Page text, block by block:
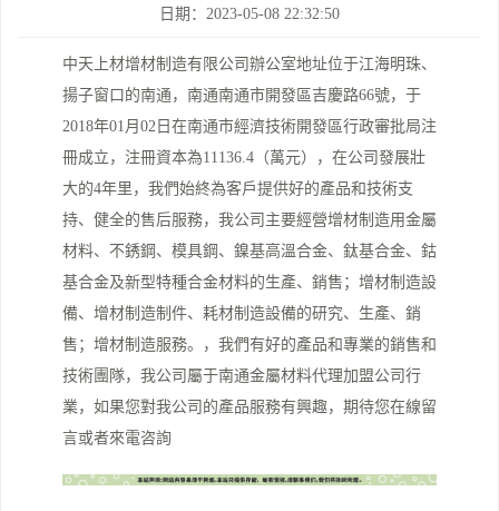
日期：2023-05-08 22:32:50
中天上材增材制造有限公司辦公室地址位于江海明珠、
揚子窗口的南通，南通南通市開發區吉慶路66號，于
2018年01月02日在南通市經濟技術開發區行政審批局注
冊成立，注冊資本為11136.4（萬元），在公司發展壯
大的4年里，我們始終為客戶提供好的產品和技術支
持、健全的售后服務，我公司主要經營增材制造用金屬
材料、不銹鋼、模具鋼、鎳基高溫合金、鈦基合金、鈷
基合金及新型特種合金材料的生產、銷售；增材制造設
備、增材制造制件、耗材制造設備的研究、生產、銷
售；增材制造服務。，我們有好的產品和專業的銷售和
技術團隊，我公司屬于南通金屬材料代理加盟公司行
業，如果您對我公司的產品服務有興趣，期待您在線留
言或者來電咨詢